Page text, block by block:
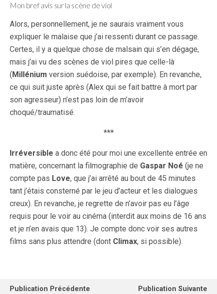
Mon bref avis sur la scène de viol
Alors, personnellement, je ne saurais vraiment vous
expliquer le malaise que j’ai ressenti durant ce passage.
Certes, il y a quelque chose de malsain qui s’en dégage,
mais j’ai vu des scènes de viol pires que celle-là
( Millénium version suédoise, par exemple). En revanche,
ce qui suit juste après (Alex qui se fait battre à mort par
son agresseur) n’est pas loin de m’avoir
choqué/traumatisé.
***
Irréversible a donc été pour moi une excellente entrée en
matière, concernant la filmographie de Gaspar Noé (je ne
compte pas Love, que j’ai arrêté au bout de 45 minutes
tant j’étais consterné par le jeu d’acteur et les dialogues
creux). En revanche, je regrette de n’avoir pas eu l’âge
requis pour le voir au cinéma (interdit aux moins de 16 ans
et je n’en avais que 13). Je compte donc voir ses autres
films sans plus attendre (dont Climax, si possible).
Publication Précédente
Publication Suivante